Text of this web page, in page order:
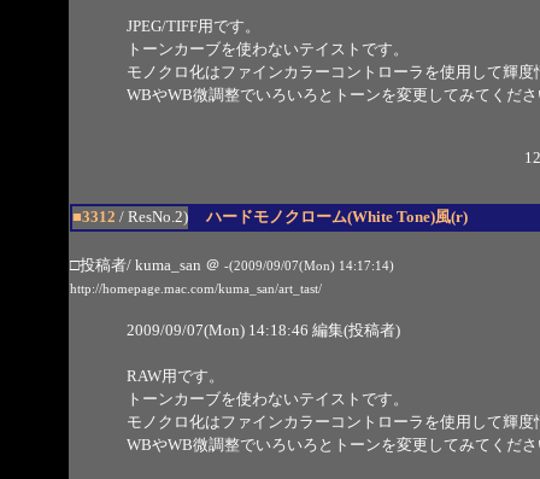
JPEG/TIFF用です。
トーンカーブを使わないテイストです。
モノクロ化はファインカラーコントローラを使用して輝
WBやWB微調整でいろいろとトーンを変更してみてくださ
■3312 / ResNo.2) ハードモノクローム(White Tone)風(r)
□投稿者/ kuma_san ＠ -(2009/09/07(Mon) 14:17:14)
http://homepage.mac.com/kuma_san/art_tast/
2009/09/07(Mon) 14:18:46 編集(投稿者)
RAW用です。
トーンカーブを使わないテイストです。
モノクロ化はファインカラーコントローラを使用して輝
WBやWB微調整でいろいろとトーンを変更してみてくださ